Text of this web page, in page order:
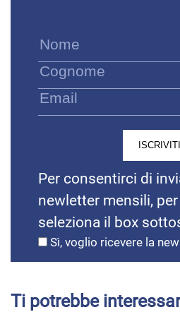
Per consentirci di
newletter mensili,
seleziona il box
Sì, voglio ricevere la
Ti potrebbe